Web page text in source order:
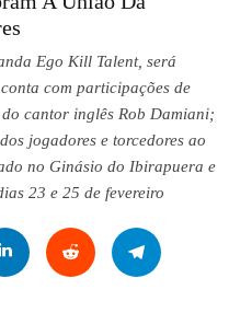
Ego Kill Talent, será
com participações de
cantor inglês Rob Damiani;
jogadores e torcedores ao
no Ginásio do Ibirapuera e
23 e 25 de fevereiro